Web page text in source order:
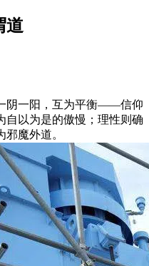
道
阴一阳，互为平衡——信仰
自以为是的傲慢；理性则确
魔外道。